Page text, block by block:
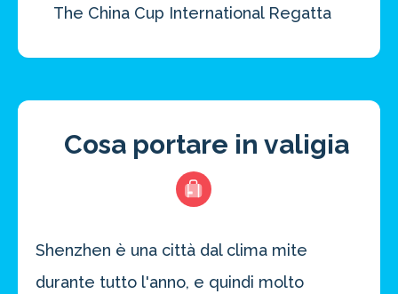
The China Cup International Regatta
Cosa portare in valigia
Shenzhen è una città dal clima mite
durante tutto l'anno, e quindi molto